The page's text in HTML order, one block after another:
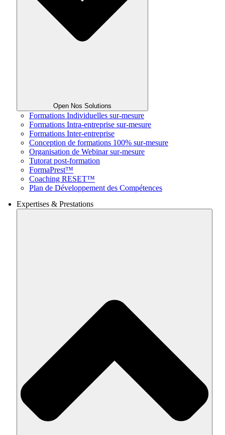
Open Nos Solutions
Formations Individuelles sur-mesure
Formations Intra-entreprise sur-mesure
Formations Inter-entreprise
Conception de formations 100% sur-mesure
Organisation de Webinar sur-mesure
Tutorat post-formation
FormaPrest™
Coaching RESET™
Plan de Développement des Compétences
Expertises & Prestations